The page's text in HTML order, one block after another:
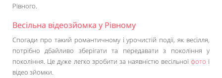
Рівного.
Весільна відеозйомка у Рівному
Спогади про такий романтичному і урочистій події, як весілля,
потрібно дбайливо зберігати та передавати з покоління у
покоління. Це дуже легко зробити за наявністю весільної фото і
відео зйомки.